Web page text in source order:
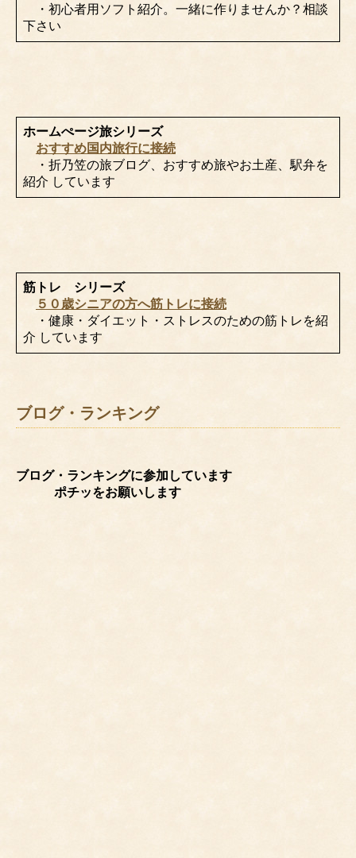
・初心者用ソフト紹介。一緒に作りませんか？相談
下さい
ホームぺージ旅シリーズ
おすすめ国内旅行に接続
・折乃笠の旅ブログ、おすすめ旅やお土産、駅弁を
紹介 しています
筋トレ シリーズ
５０歳シニアの方へ筋トレに接続
・健康・ダイエット・ストレスのための筋トレを紹
介 しています
ブログ・ランキング
ブログ・ランキングに参加しています
ポチッをお願いします